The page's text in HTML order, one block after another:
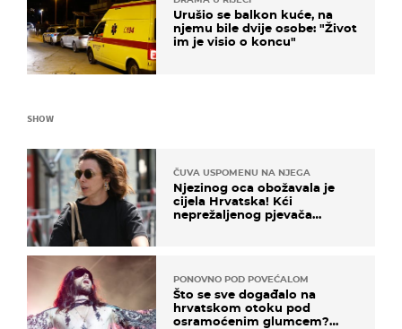
Urušio se balkon kuće, na
njemu bile dvije osobe: "Život
im je visio o koncu"
SHOW
ČUVA USPOMENU NA NJEGA
Njezinog oca obožavala je
cijela Hrvatska! Kći
neprežaljenog pjevača
PONOVNO POD POVEĆALOM
Što se sve događalo na
hrvatskom otoku pod
osramoćenim glumcem?